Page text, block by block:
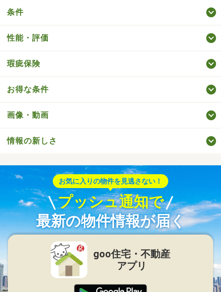
条件
性能・評価
瑕疵保険
お得な条件
画像・動画
情報の新しさ
お気に入りの物件を見逃さない！
プッシュ通知で
最新の物件情報が届く
goo住宅・不動産
アプリ